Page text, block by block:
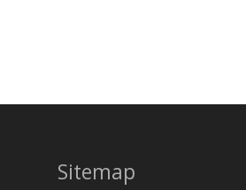
Sitemap